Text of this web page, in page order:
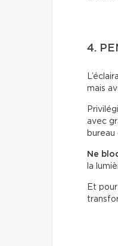
4.
mais
avec
bureau
Ne
la
Et